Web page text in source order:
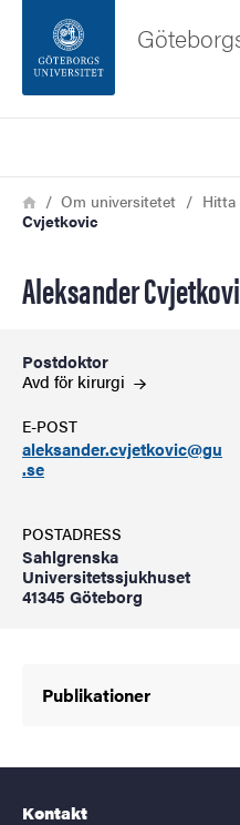
Sidfoten
Om webbplatsen
Länkstig
HemOm universitetet Hitta
Cvjetkovic
Aleksander
Postdoktor
Avd förkirurgi
E-POST
aleksander.cvjetkovic@gu
.se
POSTADRESS
Sahlgrenska
Universitetssjukhuset
41345 Göteborg
Publikationer
Kontakt